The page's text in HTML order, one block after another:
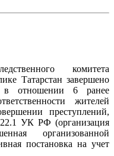
комитета
Татарстан завершено
в отношении 6 ранее
жителей
преступлений,
УК РФ (организация
организованной
постановка на учет